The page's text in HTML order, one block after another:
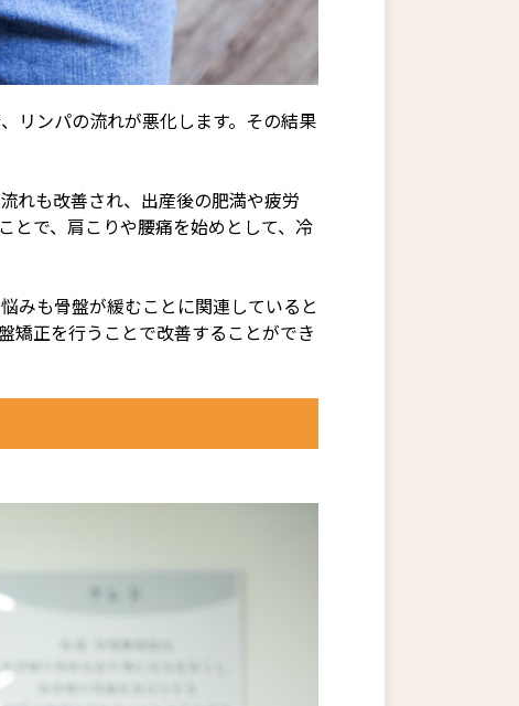
リンパの流れが悪化します。その結果
れも改善され、出産後の肥満や疲労
とで、肩こりや腰痛を始めとして、冷
みも骨盤が緩むことに関連していると
矯正を行うことで改善することができ